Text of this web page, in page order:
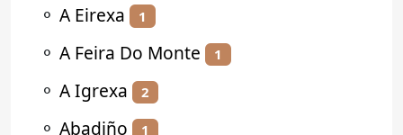
⚬ A Eirexa 1
⚬ A Feira Do Monte 1
⚬ A Igrexa 2
⚬ Abadiño 1